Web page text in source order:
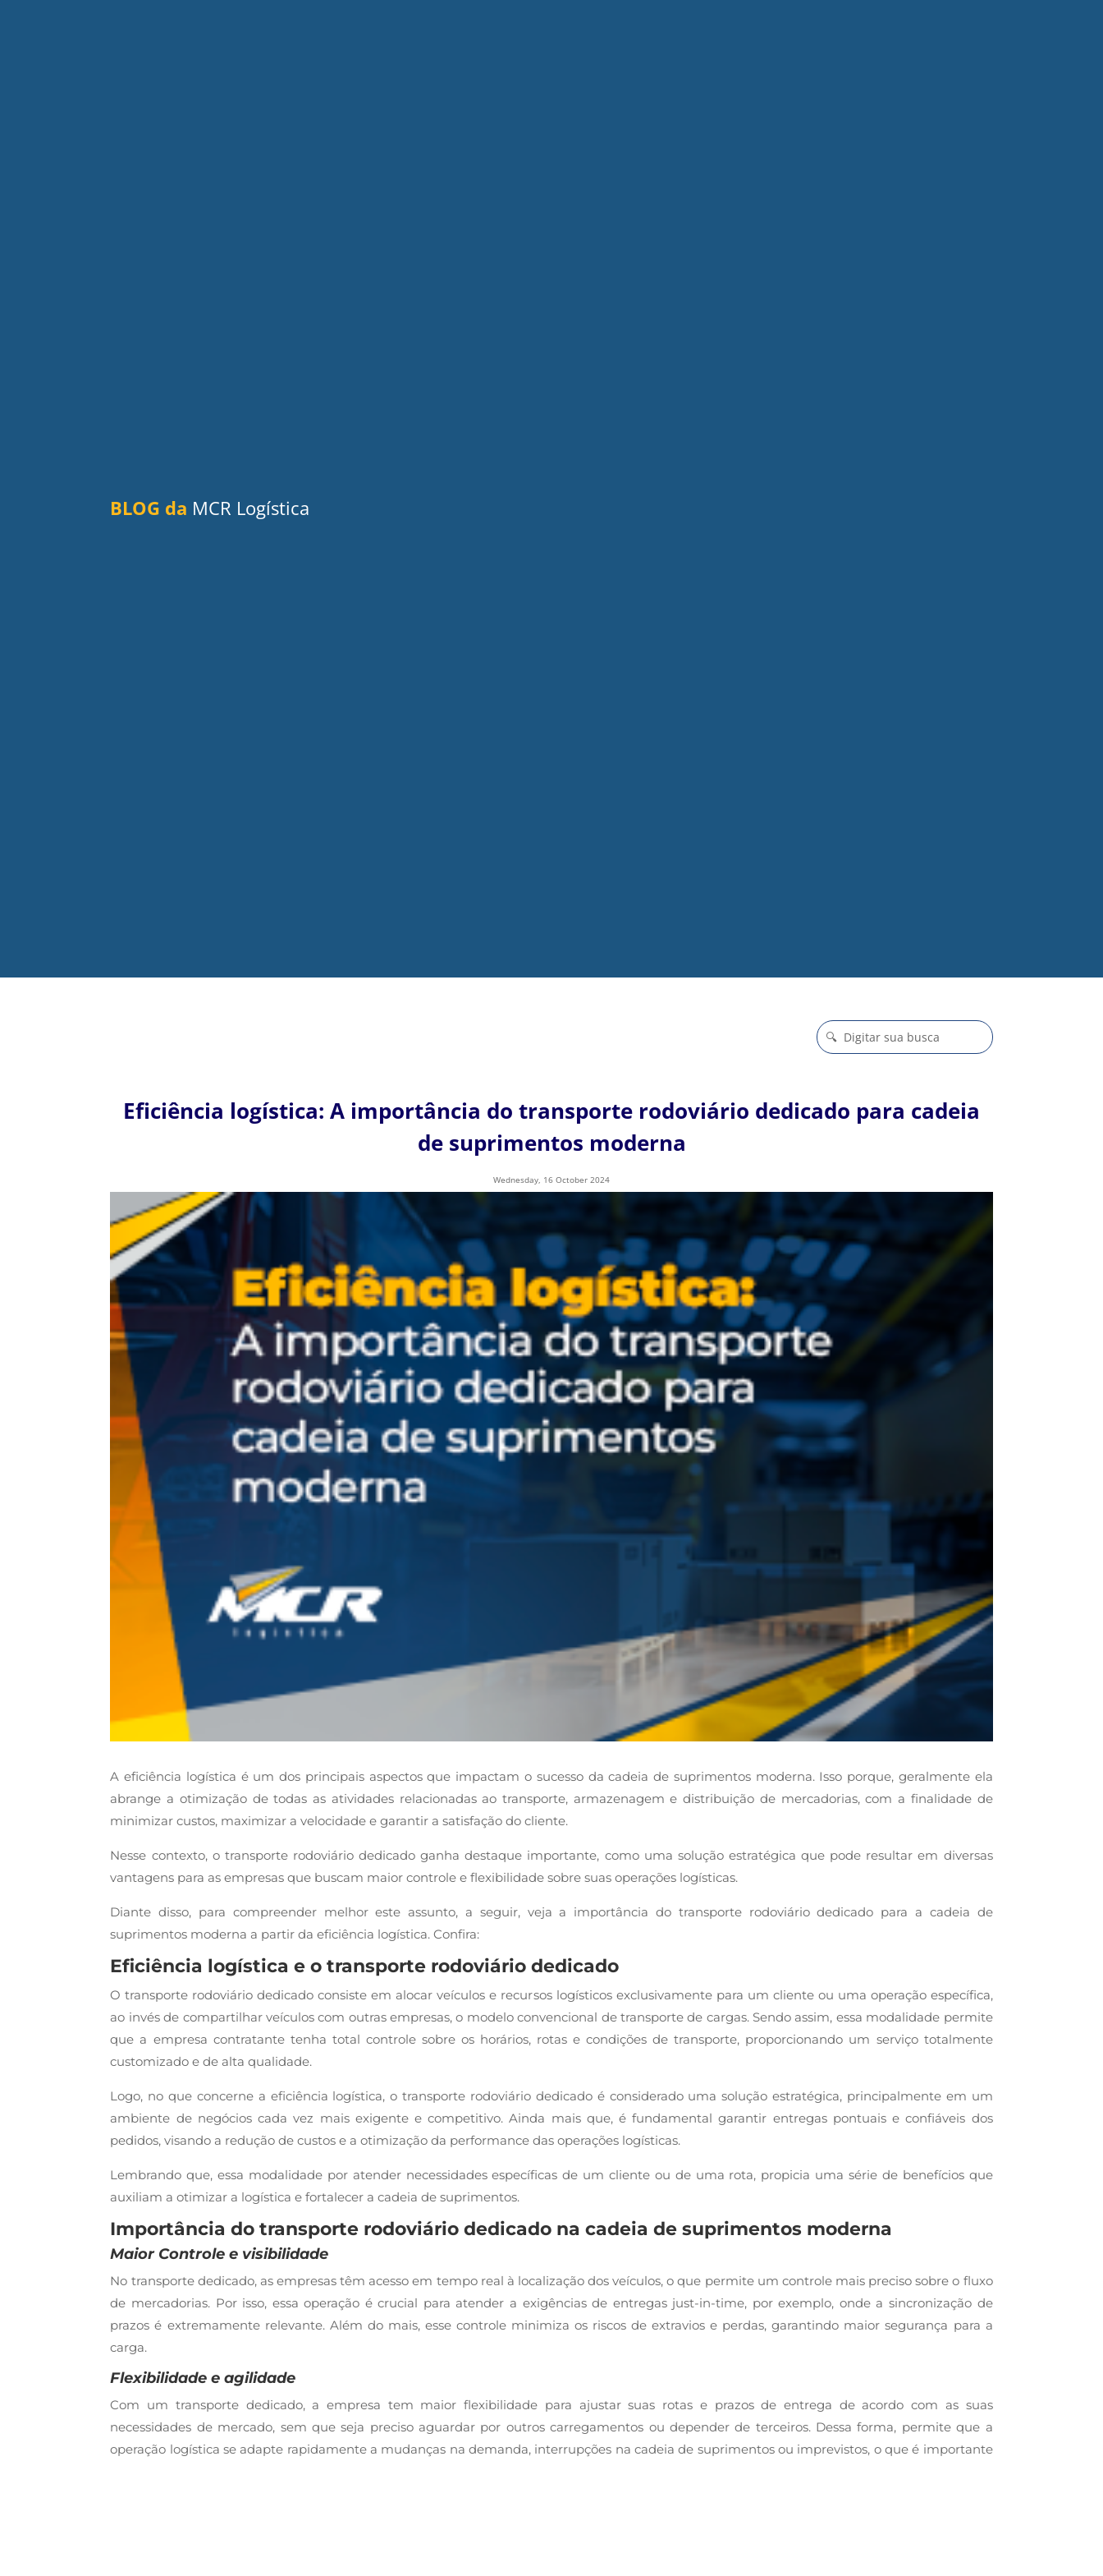
BLOG da MCR Logística
Eficiência logística: A importância do transporte rodoviário dedicado para cadeia
de suprimentos moderna
Wednesday, 16 October 2024
A eficiência logística é um dos principais aspectos que impactam o sucesso da cadeia de suprimentos moderna. Isso porque, geralmente ela
abrange a otimização de todas as atividades relacionadas ao transporte, armazenagem e distribuição de mercadorias, com a finalidade de
minimizar custos, maximizar a velocidade e garantir a satisfação do cliente.
Nesse contexto, o transporte rodoviário dedicado ganha destaque importante, como uma solução estratégica que pode resultar em diversas
vantagens para as empresas que buscam maior controle e flexibilidade sobre suas operações logísticas.
Diante disso, para compreender melhor este assunto, a seguir, veja a importância do transporte rodoviário dedicado para a cadeia de
suprimentos moderna a partir da eficiência logística. Confira:
Eficiência logística e o transporte rodoviário dedicado
O transporte rodoviário dedicado consiste em alocar veículos e recursos logísticos exclusivamente para um cliente ou uma operação específica,
ao invés de compartilhar veículos com outras empresas, o modelo convencional de transporte de cargas. Sendo assim, essa modalidade permite
que a empresa contratante tenha total controle sobre os horários, rotas e condições de transporte, proporcionando um serviço totalmente
customizado e de alta qualidade.
Logo, no que concerne a eficiência logística, o transporte rodoviário dedicado é considerado uma solução estratégica, principalmente em um
ambiente de negócios cada vez mais exigente e competitivo. Ainda mais que, é fundamental garantir entregas pontuais e confiáveis dos
pedidos, visando a redução de custos e a otimização da performance das operações logísticas.
Lembrando que, essa modalidade por atender necessidades específicas de um cliente ou de uma rota, propicia uma série de benefícios que
auxiliam a otimizar a logística e fortalecer a cadeia de suprimentos.
Importância do transporte rodoviário dedicado na cadeia de suprimentos moderna
Maior Controle e visibilidade
No transporte dedicado, as empresas têm acesso em tempo real à localização dos veículos, o que permite um controle mais preciso sobre o fluxo
de mercadorias. Por isso, essa operação é crucial para atender a exigências de entregas just-in-time, por exemplo, onde a sincronização de
prazos é extremamente relevante. Além do mais, esse controle minimiza os riscos de extravios e perdas, garantindo maior segurança para a
carga.
Flexibilidade e agilidade
Com um transporte dedicado, a empresa tem maior flexibilidade para ajustar suas rotas e prazos de entrega de acordo com as suas
necessidades de mercado, sem que seja preciso aguardar por outros carregamentos ou depender de terceiros. Dessa forma, permite que a
operação logística se adapte rapidamente a mudanças na demanda, interrupções na cadeia de suprimentos ou imprevistos, o que é importante